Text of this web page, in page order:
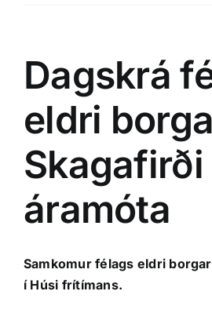
Dagskrá
eldri
áramóta
Samkomur félags eldri
í Húsi frítímans.